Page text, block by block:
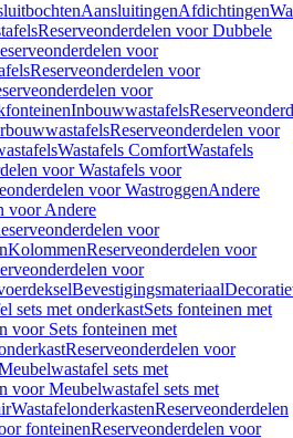
AansluitingenAfdichtingen
Reserveonderdelen voor Dubbele
voor
Reserveonderdelen voor
voor
Inbouwwastafels
Reserveonderdelen voor
Wastafels ComfortWastafels
voor Wastafels voor
voor WastroggenAndere
voor Andere
voor
KolommenReserveonderdelen voor
voor
Bevestigingsmateriaal
sets met onderkastSets fonteinen met
voor Sets fonteinen met
Reserveonderdelen voor
sets met
voor Meubelwastafel sets met
WastafelonderkastenReserveonderdelen
fonteinenReserveonderdelen voor